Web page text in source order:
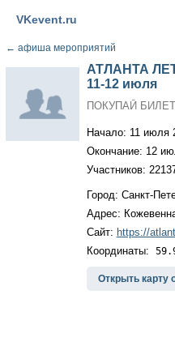
VKevent.ru
← афиша мероприятий
АТЛАНТА
11-12 июля
ПОКУПАЙ
Начало: 11 июля
Окончание: 12
Участников:
Город: Санкт-
Адрес:
Сайт: https://
Координаты:
Открыть карту